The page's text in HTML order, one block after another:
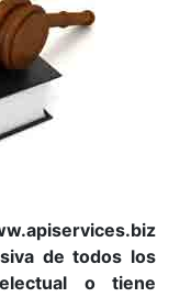
de todos los
o tiene